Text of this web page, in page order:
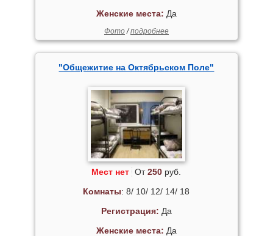
Женские места: Да
Фото/подробнее
"Общежитие на Октябрьском Поле"
Мест нет От250 руб.
Комнаты: 8/ 10/ 12/ 14/ 18
Регистрация: Да
Женские места: Да